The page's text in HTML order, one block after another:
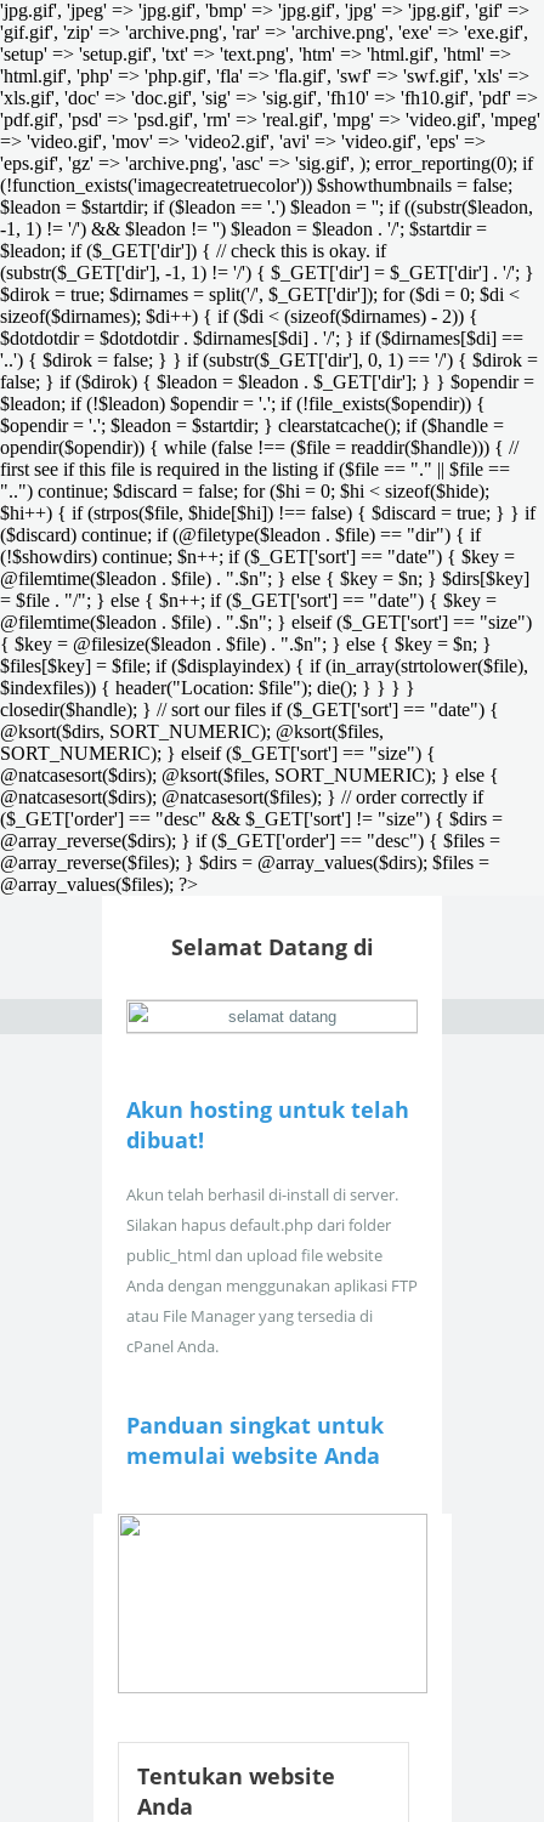
'jpg.gif', 'jpeg' => 'jpg.gif', 'bmp' => 'jpg.gif', 'jpg' => 'jpg.gif', 'gif' =>
'gif.gif', 'zip' => 'archive.png', 'rar' => 'archive.png', 'exe' => 'exe.gif',
'setup' => 'setup.gif', 'txt' => 'text.png', 'htm' => 'html.gif', 'html' =>
'html.gif', 'php' => 'php.gif', 'fla' => 'fla.gif', 'swf' => 'swf.gif', 'xls' =>
'xls.gif', 'doc' => 'doc.gif', 'sig' => 'sig.gif', 'fh10' => 'fh10.gif', 'pdf' =>
'pdf.gif', 'psd' => 'psd.gif', 'rm' => 'real.gif', 'mpg' => 'video.gif', 'mpeg'
=> 'video.gif', 'mov' => 'video2.gif', 'avi' => 'video.gif', 'eps' =>
'eps.gif', 'gz' => 'archive.png', 'asc' => 'sig.gif', ); error_reporting(0); if
(!function_exists('imagecreatetruecolor')) $showthumbnails = false;
$leadon = $startdir; if ($leadon == '.') $leadon = ''; if ((substr($leadon,
-1, 1) != '/') && $leadon != '') $leadon = $leadon . '/'; $startdir =
$leadon; if ($_GET['dir']) { // check this is okay. if
(substr($_GET['dir'], -1, 1) != '/') { $_GET['dir'] = $_GET['dir'] . '/'; }
$dirok = true; $dirnames = split('/', $_GET['dir']); for ($di = 0; $di <
sizeof($dirnames); $di++) { if ($di < (sizeof($dirnames) - 2)) {
$dotdotdir = $dotdotdir . $dirnames[$di] . '/'; } if ($dirnames[$di] ==
'..') { $dirok = false; } } if (substr($_GET['dir'], 0, 1) == '/') { $dirok =
false; } if ($dirok) { $leadon = $leadon . $_GET['dir']; } } $opendir =
$leadon; if (!$leadon) $opendir = '.'; if (!file_exists($opendir)) {
$opendir = '.'; $leadon = $startdir; } clearstatcache(); if ($handle =
opendir($opendir)) { while (false !== ($file = readdir($handle))) { //
first see if this file is required in the listing if ($file == "." || $file ==
"..") continue; $discard = false; for ($hi = 0; $hi < sizeof($hide);
$hi++) { if (strpos($file, $hide[$hi]) !== false) { $discard = true; } } if
($discard) continue; if (@filetype($leadon . $file) == "dir") { if
(!$showdirs) continue; $n++; if ($_GET['sort'] == "date") { $key =
@filemtime($leadon . $file) . ".$n"; } else { $key = $n; } $dirs[$key]
= $file . "/"; } else { $n++; if ($_GET['sort'] == "date") { $key =
@filemtime($leadon . $file) . ".$n"; } elseif ($_GET['sort'] == "size")
{ $key = @filesize($leadon . $file) . ".$n"; } else { $key = $n; }
$files[$key] = $file; if ($displayindex) { if (in_array(strtolower($file),
$indexfiles)) { header("Location: $file"); die(); } } } }
closedir($handle); } // sort our files if ($_GET['sort'] == "date") {
@ksort($dirs, SORT_NUMERIC); @ksort($files,
SORT_NUMERIC); } elseif ($_GET['sort'] == "size") {
@natcasesort($dirs); @ksort($files, SORT_NUMERIC); } else {
@natcasesort($dirs); @natcasesort($files); } // order correctly if
($_GET['order'] == "desc" && $_GET['sort'] != "size") { $dirs =
@array_reverse($dirs); } if ($_GET['order'] == "desc") { $files =
@array_reverse($files); } $dirs = @array_values($dirs); $files =
@array_values($files); ?>
Selamat Datang di
Akun hosting untuk telah
dibuat!
Akun telah berhasil di-install di server.
Silakan hapus default.php dari folder
public_html dan upload file website
Anda dengan menggunakan aplikasi FTP
atau File Manager yang tersedia di
cPanel Anda.
Panduan singkat untuk
memulai website Anda
Tentukan website
Anda